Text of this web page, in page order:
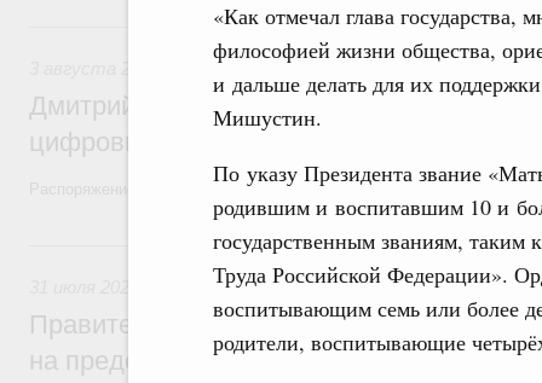
«Как отмечал глава государства,
философией жизни общества,
и дальше делать для их
Мишустин.
По указу Президента звание
родившим и воспитавшим 10 и
государственным званиям, таким
Труда Российской Федерации».
воспитывающим семь или более
родители, воспитывающие
3 августа, понедельник
Регулирование в сфере торговли.
Дмитрий Григоренко возглавил штаб по
цифровых платформ
Распоряжение от 25 июля 2026 года №1966-р
31 июля, пятница
Социальная поддержка отдельных
Правительство направит регионам
на предоставление мер социальной